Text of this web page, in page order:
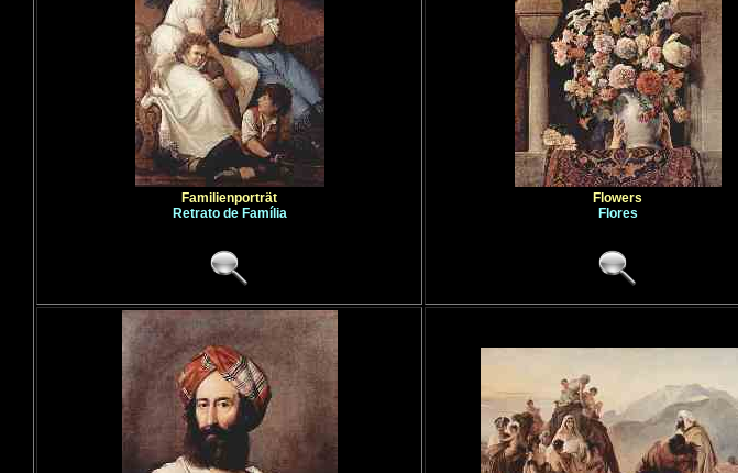
Familienporträt
Retrato de Família
Flowers
Flores